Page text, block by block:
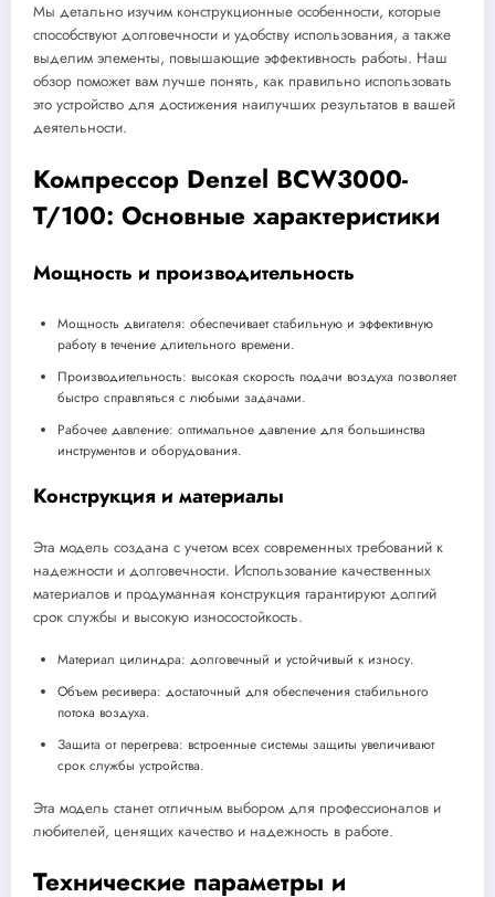
Мы детально изучим конструкционные особенности, которые
способствуют долговечности и удобству использования, а также
выделим элементы, повышающие эффективность работы. Наш
обзор поможет вам лучше понять, как правильно использовать
это устройство для достижения наилучших результатов в вашей
деятельности.
Компрессор Denzel BCW3000-
T/100: Основные характеристики
Мощность и производительность
Мощность двигателя: обеспечивает стабильную и эффективную
работу в течение длительного времени.
Производительность: высокая скорость подачи воздуха позволяет
быстро справляться с любыми задачами.
Рабочее давление: оптимальное давление для большинства
инструментов и оборудования.
Конструкция и материалы
Эта модель создана с учетом всех современных требований к
надежности и долговечности. Использование качественных
материалов и продуманная конструкция гарантируют долгий
срок службы и высокую износостойкость.
Материал цилиндра: долговечный и устойчивый к износу.
Объем ресивера: достаточный для обеспечения стабильного
потока воздуха.
Защита от перегрева: встроенные системы защиты увеличивают
срок службы устройства.
Эта модель станет отличным выбором для профессионалов и
любителей, ценящих качество и надежность в работе.
Технические параметры и